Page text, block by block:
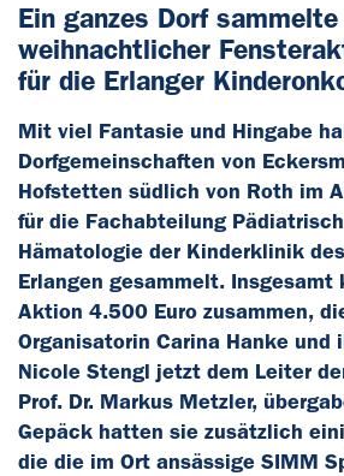
Ein ganzes Dorf sammelte
weihnachtlicher
für die Erlanger
Mit viel Fantasie und Hingabe
Dorfgemeinschaften von
Hofstetten südlich von Roth im
für die Fachabteilung
Hämatologie der Kinderklinik
Erlangen gesammelt. Insgesamt
Aktion 4.500 Euro zusammen,
Organisatorin Carina Hanke
Nicole Stengl jetzt dem Leiter
Prof. Dr. Markus Metzler,
Gepäck hatten sie zusätzlich
die die im Ort ansässige SIMM